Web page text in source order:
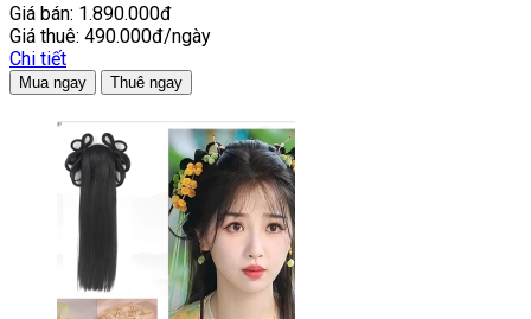
Giá bán: 1.890.000đ
Giá thuê: 490.000đ/ngày
Chi tiết
Mua ngay Thuê ngay